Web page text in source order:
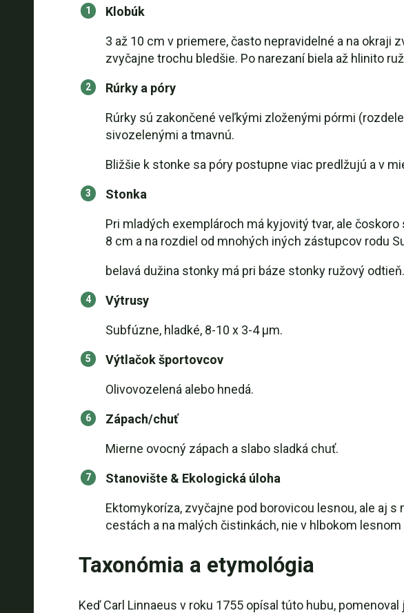
Klobúk
3 až 10 cm v priemere, často nepravidelné a na okraji
zvyčajne trochu bledšie. Po narezaní biela až hlinito
Rúrky a póry
Rúrky sú zakončené veľkými zloženými pórmi
sivozelenými a tmavnú.
Bližšie k stonke sa póry postupne viac predlžujú a v
Stonka
Pri mladých exemplároch má kyjovitý tvar, ale
8 cm a na rozdiel od mnohých iných zástupcov rodu
belavá dužina stonky má pri báze stonky ružový odtieň.
Výtrusy
Subfúzne, hladké, 8-10 x 3-4 μm.
Výtlačok športovcov
Olivovozelená alebo hnedá.
Zápach/chuť
Mierne ovocný zápach a slabo sladká chuť.
Stanovište & Ekologická úloha
Ektomykoríza, zvyčajne pod borovicou lesnou, ale aj
cestách a na malých čistinkách, nie v hlbokom lesnom
Taxonómia a etymológia
Keď Carl Linnaeus v roku 1755 opísal túto hubu,